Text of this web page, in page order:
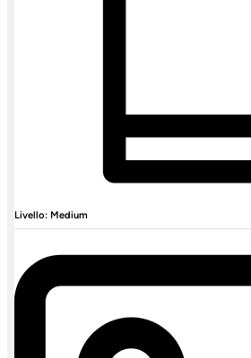
Livello: Medium